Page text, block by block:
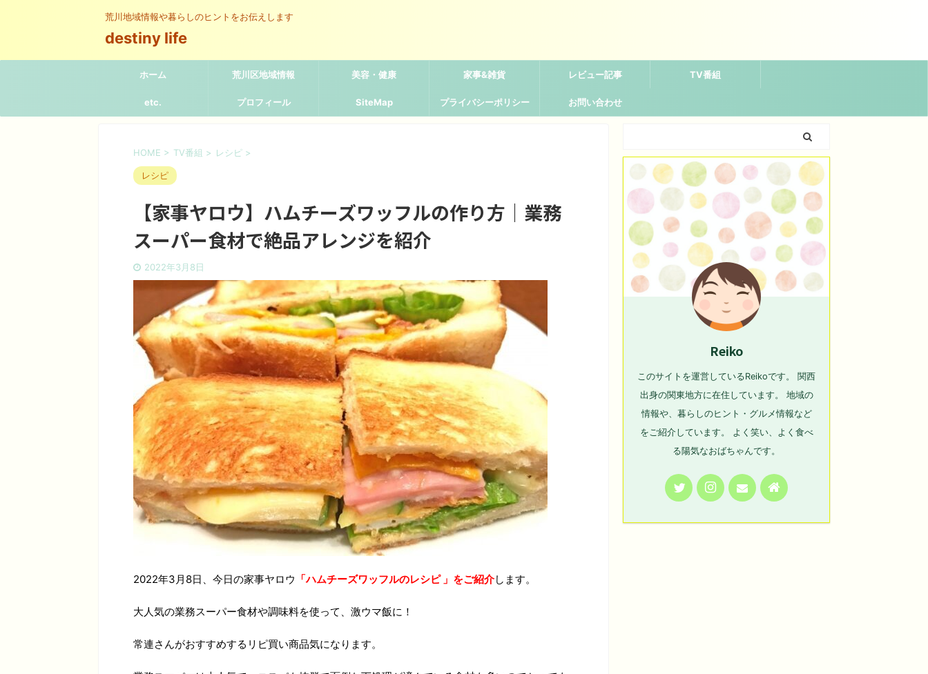
荒川地域情報や暮らしのヒントをお伝えします
destiny life
ホーム 荒川区地域情報 美容・健康 家事&雑貨 レビュー記事 TV番組
etc. プロフィール SiteMap プライバシーポリシー お問い合わせ
HOME > TV番組 > レシピ >
レシピ
【家事ヤロウ】ハムチーズワッフルの作り方｜業務
スーパー食材で絶品アレンジを紹介
2022年3月8日
2022年3月8日、今日の家事ヤロウ 「ハムチーズワッフルのレシピ 」をご紹介します。
大人気の業務スーパー食材や調味料を使って、激ウマ飯に！
常連さんがおすすめするリピ買い商品気になります。
Reiko
このサイトを運営しているReikoです。 関西
出身の関東地方に在住しています。 地域の
情報や、暮らしのヒント・グルメ情報など
をご紹介しています。 よく笑い、よく食べ
る陽気なおばちゃんです。